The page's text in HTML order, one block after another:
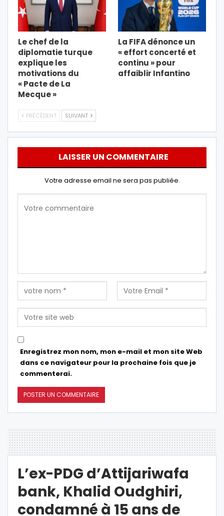
Le chef de la
diplomatie turque
explique les
motivations du
« Pacte de La
Mecque »
La FIFA dénonce un
« effort concerté et
continu » pour
affaiblir Infantino
PRÉCÉDENT SUIVANT
LAISSER UN COMMENTAIRE
Votre adresse email ne sera pas publiée.
Enregistrez mon nom, mon e-mail et mon site Web
dans ce navigateur pour la prochaine fois que je
commenterai.
L’ex-PDG d’Attijariwafa
bank, Khalid Oudghiri,
condamné à 15 ans de